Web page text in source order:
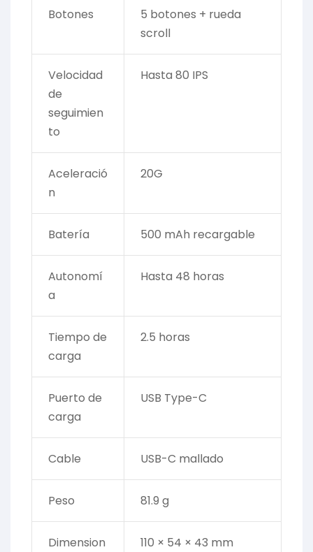
Botones
5 botones + rueda
scroll
Velocidad
de
seguimien
to
Hasta 80 IPS
Aceleració
n
20G
Batería 500 mAh recargable
Autonomí
a
Hasta 48 horas
Tiempo de
carga
2.5 horas
Puerto de
carga
USB Type-C
Cable USB-C mallado
Peso 81.9 g
Dimension
110 × 54 × 43 mm